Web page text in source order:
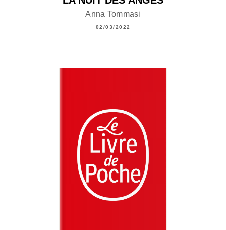
Anna Tommasi
02/03/2022